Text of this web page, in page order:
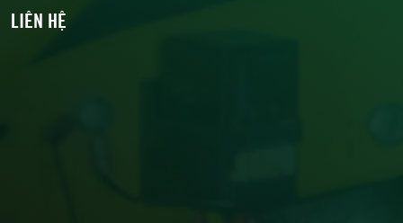
LIÊN HỆ